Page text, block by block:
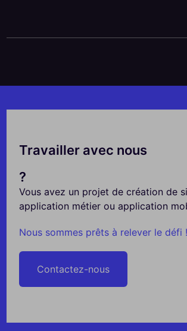
Travailler avec nous
?
Vous avez un projet de création de
application métier ou application
Nous sommes prêts à relever le défi !
Contactez-nous